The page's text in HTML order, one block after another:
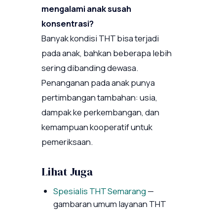
mengalami anak susah
konsentrasi?
Banyak kondisi THT bisa terjadi
pada anak, bahkan beberapa lebih
sering dibanding dewasa.
Penanganan pada anak punya
pertimbangan tambahan: usia,
dampak ke perkembangan, dan
kemampuan kooperatif untuk
pemeriksaan.
Lihat Juga
Spesialis THT Semarang—
gambaran umum layanan THT